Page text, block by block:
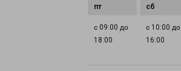
с 09:00 до
18:00
с 10:00 до
16:00